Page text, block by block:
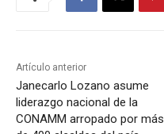
Artículo anterior
Janecarlo Lozano asume
liderazgo nacional de la
CONAMM arropado por más